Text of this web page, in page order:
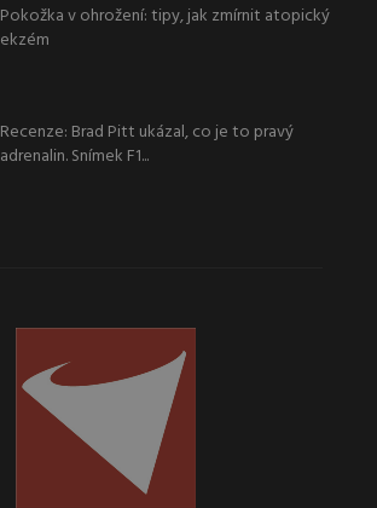
Pokožka v ohrožení: tipy, jak zmírnit atopický
ekzém
Recenze: Brad Pitt ukázal, co je to pravý
adrenalin. Snímek F1...